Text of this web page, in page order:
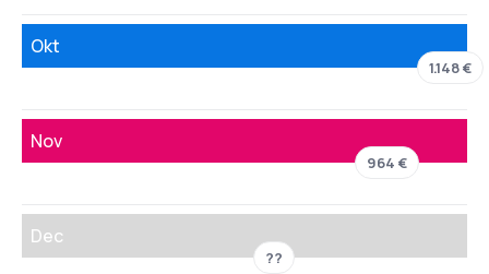
Okt
1.148 €
Nov
964 €
Dec
??